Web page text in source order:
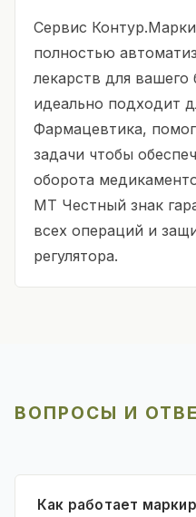
Сервис
полностью
лекарств для вашего
идеально подходит
Фармацевтика,
задачи чтобы
оборота
МТ Честный знак
всех операций и
регулятора.
ВОПРОСЫ И
Как работает